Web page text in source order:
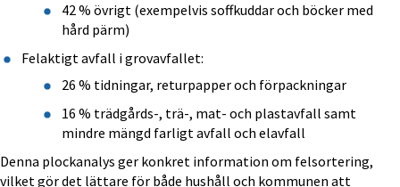
42 % övrigt (exempelvis soffkuddar och böcker med
hård pärm)
Felaktigt avfall i grovavfallet:
26 % tidningar, returpapper och förpackningar
16 % trädgårds-, trä-, mat- och plastavfall samt
mindre mängd farligt avfall och elavfall
Denna plockanalys ger konkret information om felsortering,
vilket gör det lättare för både hushåll och kommunen att